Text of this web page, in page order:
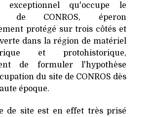
qu'occupe le
de CONROS, éperon
protégé sur trois côtés et
dans la région de matériel
et protohistorique,
de formuler l'hypothèse
du site de CONROS dès
époque.
de site est en effet très prisé